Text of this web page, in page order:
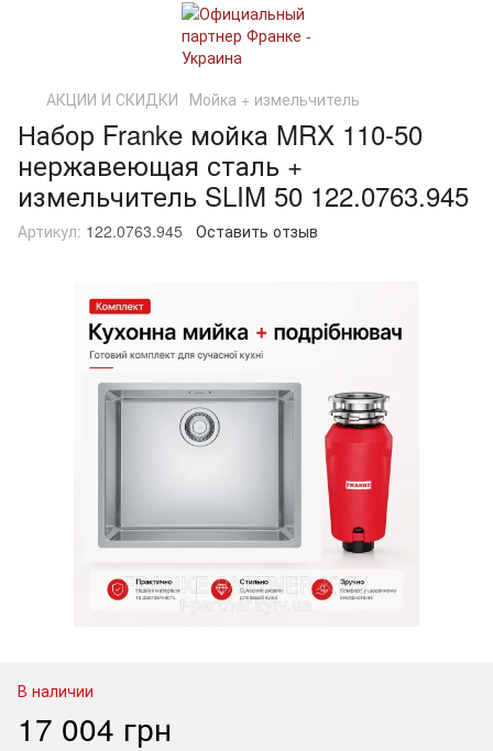
АКЦИИ И СКИДКИ Мойка + измельчитель
Набор Franke мойка MRX 110-50
нержавеющая сталь +
измельчитель SLIM 50 122.0763.945
Артикул: 122.0763.945 Оставить отзыв
В наличии
17 004 грн